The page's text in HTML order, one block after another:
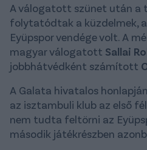
A válogatott szünet után a
folytatódtak a küzdelmek,
Eyüpspor vendége volt. A
magyar válogatott Sallai
jobbhátvédként számított
A Galata hivatalos
az isztambuli klub az első
nem tudta feltörni az
második játékrészben